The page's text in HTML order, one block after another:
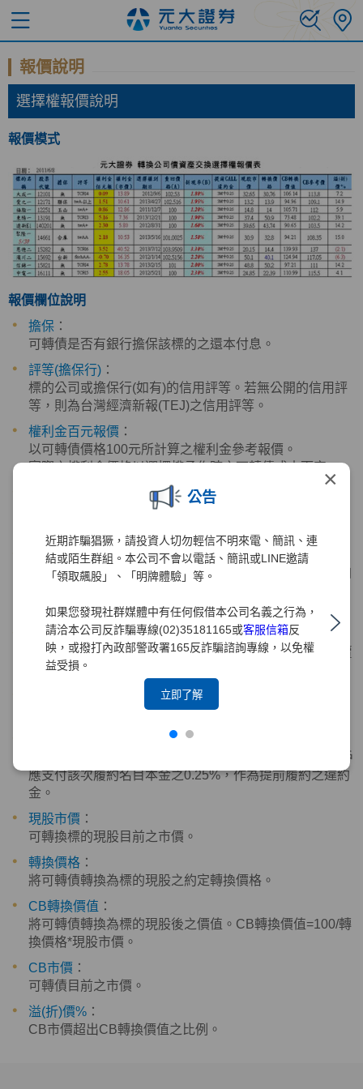
×
公告
近期詐騙猖獗，請投資人切勿輕信不明來電、簡訊、連
結或陌生群組。本公司不會以電話、簡訊或LINE邀請
「領取飆股」、「明牌體驗」等。
如果您發現社群媒體中有任何假借本公司名義之行為，
請洽本公司反詐騙專線(02)35181165或客服信箱反
映，或撥打內政部警政署165反詐騙諮詢專線，以免權
益受損。
立即了解
報價說明
選擇權報價說明
報價模式
報價欄位說明
擔保 ：
可轉債是否有銀行擔保該標的之還本付息。
評等(擔保行) ：
標的公司或擔保行(如有)的信用評等。若無公開的信用評
等，則為台灣經濟新報(TEJ)之信用評等。
權利金百元報價 ：
以可轉債價格100元所計算之權利金參考報價。
實際之權利金價格以選擇權承作時之可轉債成本而定。
以可轉債市價所計算之權利金參考報價。
選擇權到期日：
選擇權交易之最後履約日，超過該日未履約，選擇權將自
通常定為可轉債下次賣回日前14天左右。
賣回價格：
依據可轉債發行辦法，可轉債持有人於賣回日將可轉債賣
回發行公司之約定價格。
計算選擇權履約價格之利率。
選擇權於承作3個月內不可履約，若於3個月內履約，客戶
應支付該次履約名目本金之0.25%，作為提前履約之違約
金。
現股市價 ：
可轉換標的現股目前之市價。
轉換價格 ：
將可轉債轉換為標的現股之約定轉換價格。
CB轉換價值 ：
將可轉債轉換為標的現股後之價值。CB轉換價值=100/轉
換價格*現股市價。
CB市價 ：
可轉債目前之市價。
溢(折)價% ：
CB市價超出CB轉換價值之比例。